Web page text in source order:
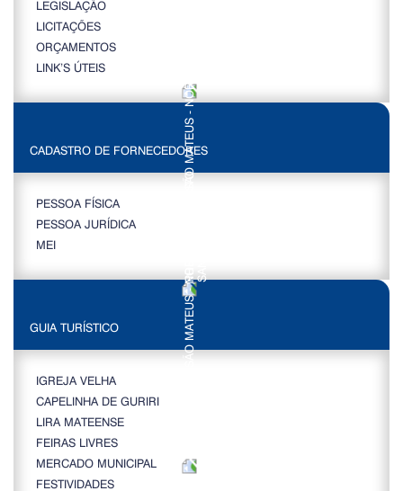
LEGISLAÇÃO
LICITAÇÕES
ORÇAMENTOS
LINK’S ÚTEIS
CADASTRO DE FORNECEDORES
PESSOA FÍSICA
PESSOA JURÍDICA
MEI
GUIA TURÍSTICO
IGREJA VELHA
CAPELINHA DE GURIRI
LIRA MATEENSE
FEIRAS LIVRES
MERCADO MUNICIPAL
FESTIVIDADES